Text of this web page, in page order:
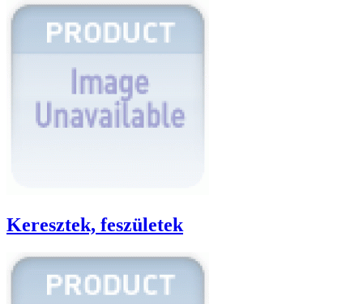
Keresztek, feszületek